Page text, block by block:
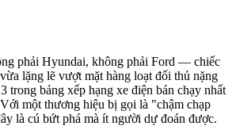
phải Hyundai, không phải Ford — chiếc
lặng lẽ vượt mặt hàng loạt đối thủ nặng
trong bảng xếp hạng xe điện bán chạy nhất
một thương hiệu bị gọi là "chậm chạp
là cú bứt phá mà ít người dự đoán được.